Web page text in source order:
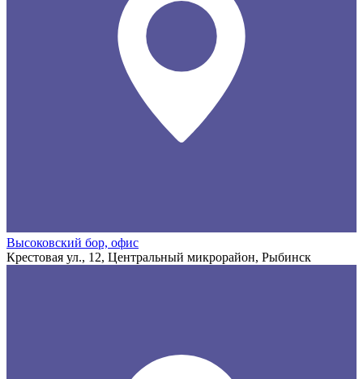
Высоковский бор, офис
Крестовая ул., 12, Центральный микрорайон, Рыбинск